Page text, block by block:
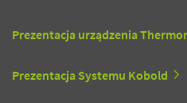
Prezentacja urządzenia
Prezentacja Systemu Kobold